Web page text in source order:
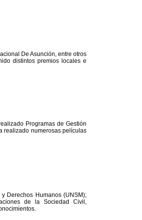
De Asunción, entre otros
distintos premios locales e
Programas de Gestión
realizado numerosas películas
Derechos Humanos (UNSM);
de la Sociedad Civil,